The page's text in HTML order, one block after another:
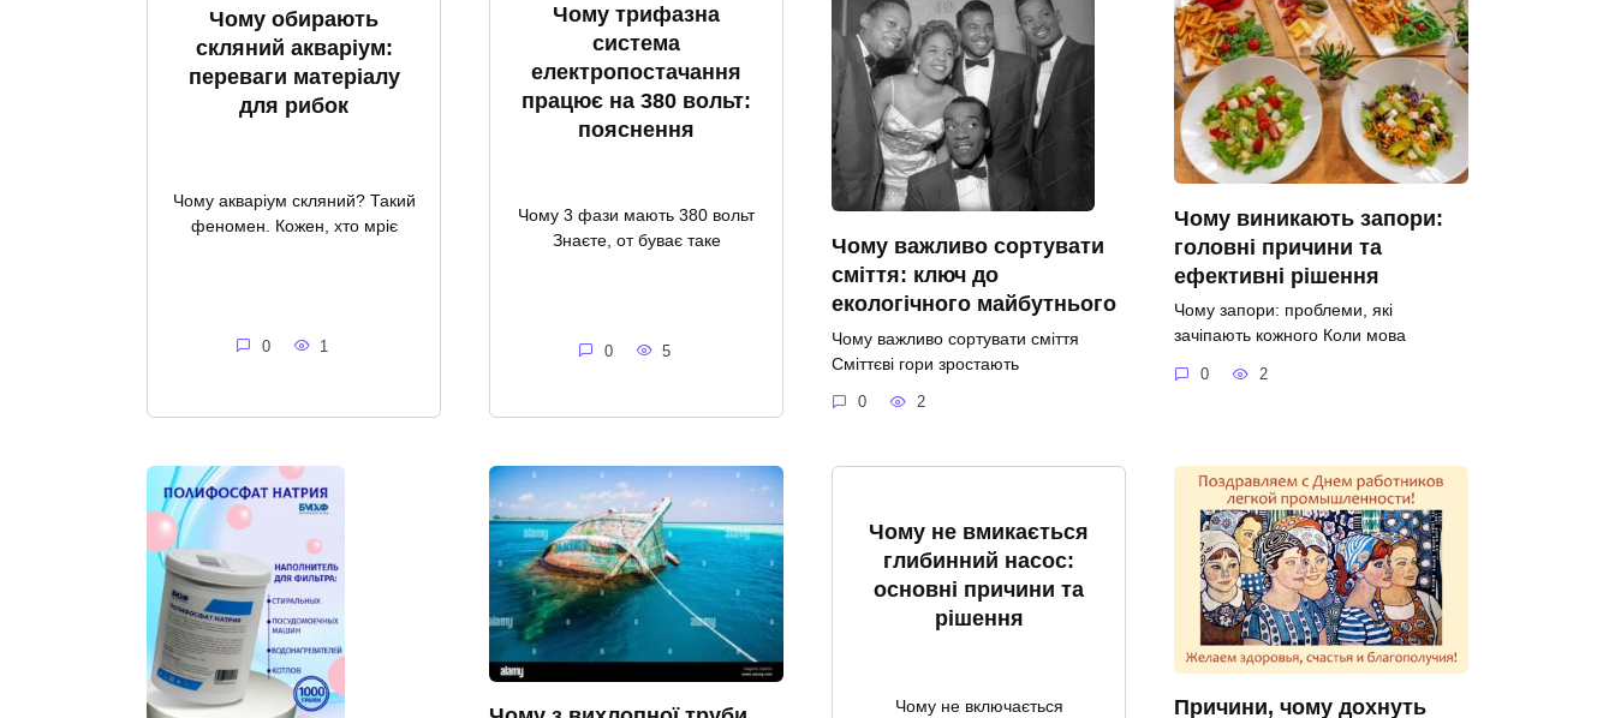
Чому обирають
скляний акваріум:
переваги матеріалу
для рибок
Чому акваріум скляний? Такий
феномен. Кожен, хто мріє
0 1
Чому трифазна
система
електропостачання
працює на 380 вольт:
пояснення
Чому 3 фази мають 380 вольт
Знаєте, от буває таке
0 5
Чому важливо сортувати
сміття: ключ до
екологічного майбутнього
Чому важливо сортувати сміття
Сміттєві гори зростають
0 2
Чому виникають запори:
головні причини та
ефективні рішення
Чому запори: проблеми, які
зачіпають кожного Коли мова
0 2
Чому не вмикається
глибинний насос:
основні причини та
рішення
Чому не включається Причини, чому дохнуть